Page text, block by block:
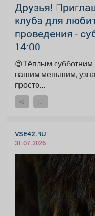
Друзья!
клуба для
проведения -
14:00.
😍Тёплым
нашим меньшим,
просто...
VSE42.RU
31.07.2026